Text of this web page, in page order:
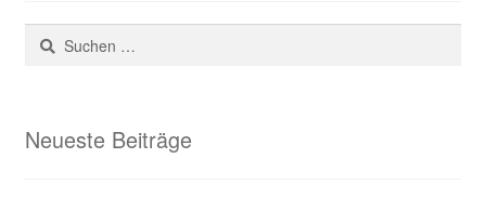
Suchen
nach:
Neueste Beiträge